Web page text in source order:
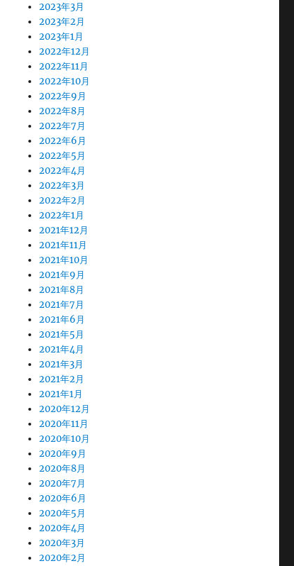
2023年3月
2023年2月
2023年1月
2022年12月
2022年11月
2022年10月
2022年9月
2022年8月
2022年7月
2022年6月
2022年5月
2022年4月
2022年3月
2022年2月
2022年1月
2021年12月
2021年11月
2021年10月
2021年9月
2021年8月
2021年7月
2021年6月
2021年5月
2021年4月
2021年3月
2021年2月
2021年1月
2020年12月
2020年11月
2020年10月
2020年9月
2020年8月
2020年7月
2020年6月
2020年5月
2020年4月
2020年3月
2020年2月